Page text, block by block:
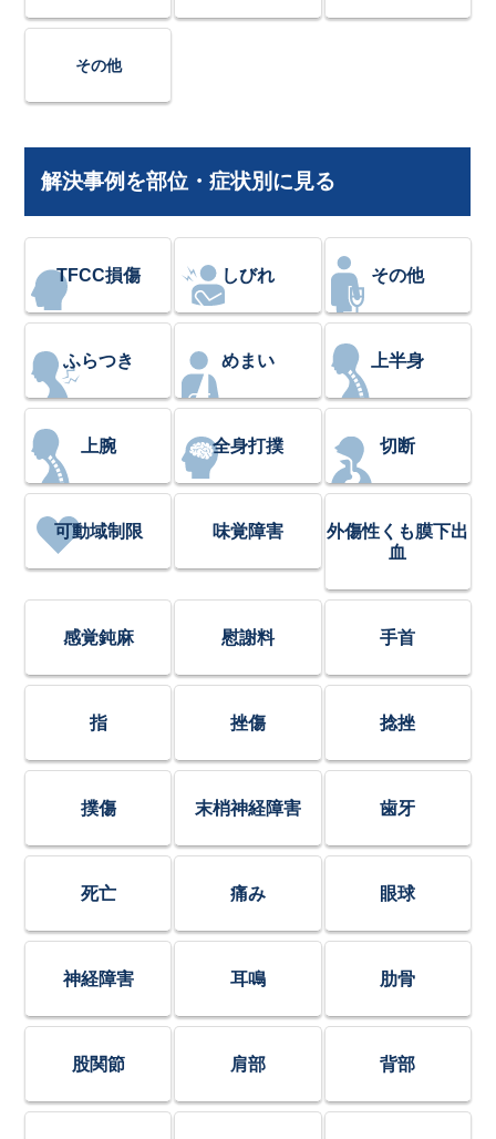
その他
解決事例を部位・症状別に見る
TFCC損傷 しびれ その他
ふらつき めまい 上半身
上腕 全身打撲 切断
可動域制限 味覚障害
外傷性くも膜下出
血
感覚鈍麻 慰謝料 手首
指 挫傷 捻挫
撲傷 末梢神経障害 歯牙
死亡 痛み 眼球
神経障害 耳鳴 肋骨
股関節 肩部 背部